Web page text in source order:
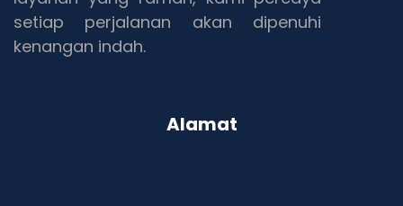
setiap perjalanan akan dipenuhi
kenangan indah.
Alamat